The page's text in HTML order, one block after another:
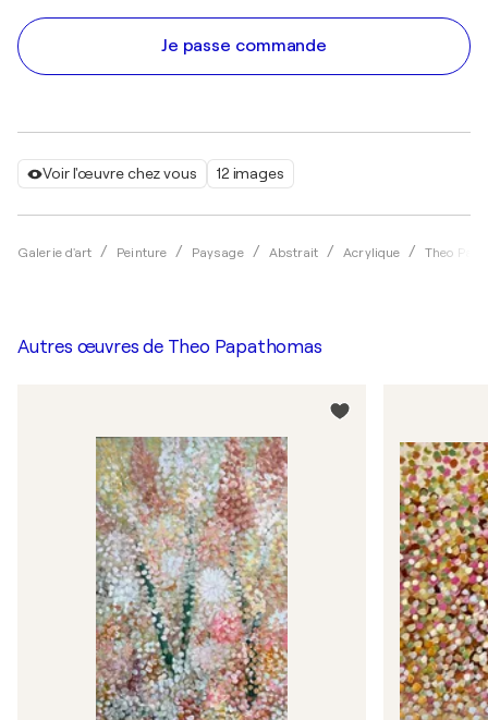
Voir l'œuvre chez vous 12 images
Galerie d'art Peinture Paysage Abstrait Acrylique Theo
Je passe commande
Autres œuvres de Theo Papathomas